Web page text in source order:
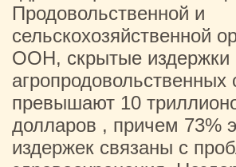
Продовольственной и
сельскохозяйственной
ООН, скрытые издержки
агропродовольственных
превышают 10
долларов , причем 73%
издержек связаны с